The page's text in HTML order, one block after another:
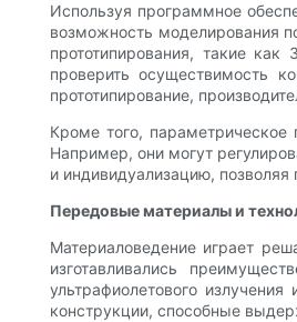
Используя программное
возможность моделирования
прототипирования, такие
проверить осуществимость
прототипирование,
Кроме того,
Например, они могут
и индивидуализацию, позволяя
Передовые материалы и
Материаловедение играет
изготавливались
ультрафиолетового
конструкции, способные